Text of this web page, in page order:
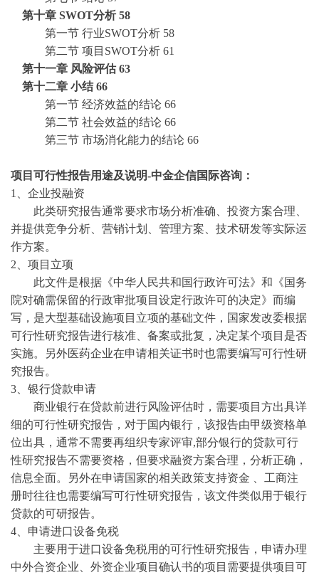
第十章 SWOT分析 58
第一节 行业SWOT分析 58
第二节 项目 SWOT分析 61
第十一章 风险评估 63
第十二章 小结 66
第一节 经济效益的结论 66
第二节 社会效益的结论 66
第三节 市场消化能力的结论 66
项目可行性报告用途及说明-中金企信国际咨询：
1、企业投融资
此类研究报告通常要求市场分析准确、投资方案合理、
并提供竞争分析、营销计划、管理方案、技术研发等实际运
作方案。
2、项目立项
此文件是根据《中华人民共和国行政许可法》和《国务
院对确需保留的行政审批项目设定行政许可的决定》而编
写，是大型基础设施项目立项的基础文件，国家发改委根据
可行性研究报告进行核准、备案或批复，决定某个项目是否
实施。另外医药企业在申请相关证书时也需要编写可行性研
究报告。
3、银行贷款申请
商业银行在贷款前进行风险评估时，需要项目方出具详
细的可行性研究报告，对于国内银行，该报告由甲级资格单
位出具，通常不需要再组织专家评审,部分银行的贷款可行
性研究报告不需要资格，但要求融资方案合理，分析正确，
信息全面。另外在申请国家的相关政策支持资金 、工商注
册时往往也需要编写可行性研究报告，该文件类似用于银行
贷款的可研报告。
4、申请进口设备免税
主要用于进口设备免税用的可行性研究报告，申请办理
中外合资企业、外资企业项目确认书的项目需要提供项目可